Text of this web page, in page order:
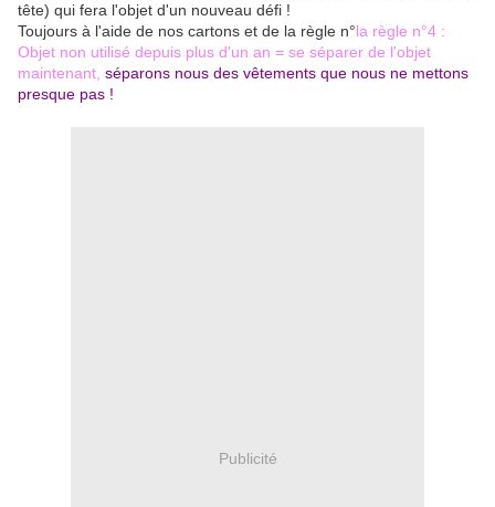
tête) qui fera l'objet d'un nouveau défi !
Toujours à l'aide de nos cartons et de la règle n°la règle n°4 :
Objet non utilisé depuis plus d'un an = se séparer de l'objet
maintenant, séparons nous des vêtements que nous ne mettons
presque pas !
Publicité